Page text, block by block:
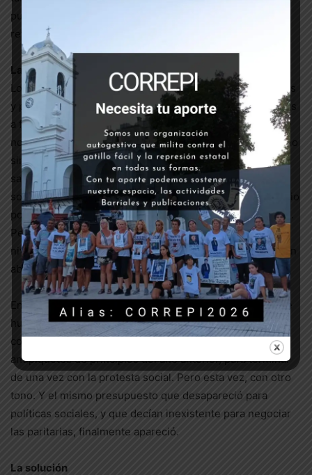
punto. Avanzar sobre la economía y la política sin
retroceder, y cómo.
La justificación
Los docentes y otros sindicatos -que también son madres
y padres de familia-, salieron a pelear porque no llegamos
a fin de mes, porque todo está el doble de caro, y porque
nos quieren convencer con una paritaria miserable que no
sirve, sin que digamos nada. Para ocultar los reclamos,
salieron a decir que se dejaba a los pibes sin clases, que
son todos mafiosos, y que un paro general era innecesario
porque no se aceptaban los canales de diálogo ofrecidos.
Perdieron, porque el paro se hizo igual, con un altísimo
nivel de efectividad y convocatoria, y los conflictos siguen
abiertos. Y reprimieron, pero tampoco fue suficiente.
Entonces, apelaron al viejo contraste entre el derecho de
huelga y el de libre circulación -como si fueran
comparables-, y desempolvaron el fallido protocolo
antipiquetes de principios del año anterior, para terminar
de una vez con la protesta social. Pero esta vez, con otro
tono. Y el mismo presupuesto que desapareció para
políticas sociales, y que decían inexistente para negociar
las paritarias, finalmente apareció.
La solución